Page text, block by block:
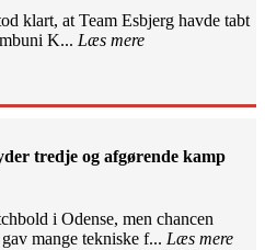
klart, at Team Esbjerg havde tabt
K... Læs mere
tredje og afgørende kamp
i Odense, men chancen
mange tekniske f... Læs mere